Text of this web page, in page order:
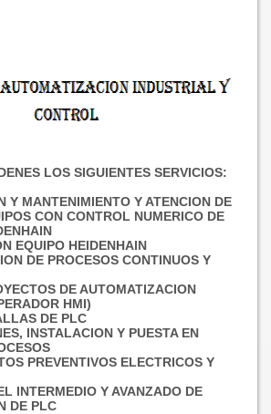
LOS SIGUIENTES SERVICIOS:
Y MANTENIMIENTO Y ATENCION DE
CON CONTROL NUMERICO DE
EQUIPO HEIDENHAIN
DE PROCESOS CONTINUOS Y
DE AUTOMATIZACION
HMI)
DE PLC
INSTALACION Y PUESTA EN
PREVENTIVOS ELECTRICOS Y
INTERMEDIO Y AVANZADO DE
DE PLC